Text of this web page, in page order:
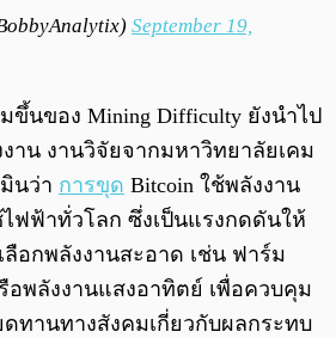
September 19,
ขึ้นของ Mining Difficulty ยังนำไป
าน งานวิจัยจากมหาวิทยาลัยเคม
นว่า การขุด Bitcoin ใช้พลังงาน
ไฟฟ้าทั่วโลก ซึ่งเป็นแรงกดดันให้
ลือกพลังงานสะอาด เช่น ฟาร์ม
อพลังงานแสงอาทิตย์ เพื่อควบคุม
ทานทางสังคมเกี่ยวกับผลกระทบ